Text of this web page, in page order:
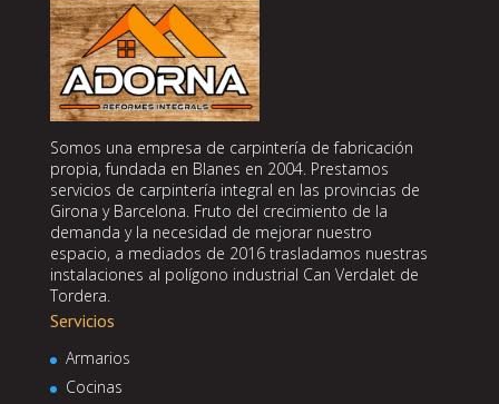
Somos una empresa de carpintería de fabricación
propia, fundada en Blanes en 2004. Prestamos
servicios de carpintería integral en las provincias de
Girona y Barcelona. Fruto del crecimiento de la
demanda y la necesidad de mejorar nuestro
espacio, a mediados de 2016 trasladamos nuestras
instalaciones al polígono industrial Can Verdalet de
Tordera.
Servicios
Armarios
Cocinas